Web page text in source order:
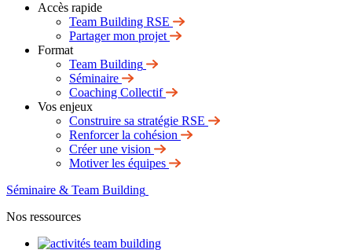
Accès rapide
Team Building RSE
Partager mon projet
Format
Team Building
Séminaire
Coaching Collectif
Vos enjeux
Construire sa stratégie RSE
Renforcer la cohésion
Créer une vision
Motiver les équipes
Séminaire & Team Building
Nos ressources